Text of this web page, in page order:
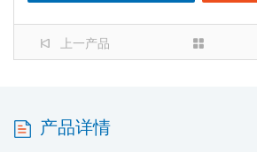
138-2370-6330
上一产品
产品详情